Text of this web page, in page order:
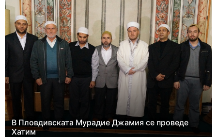
В Пловдивската Мурадие Джамия се проведе
Хатим